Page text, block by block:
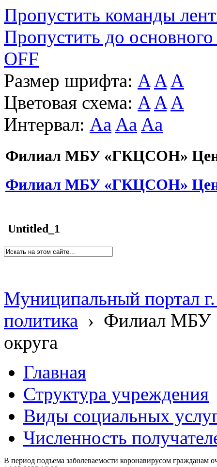
Пропустить команды
Пропустить до основного
OFF
Размер шрифта: A A A
Цветовая схема: A A A
Интервал: Aa Aa Aa
Филиал МБУ «ГКЦСОН»
Филиал МБУ «ГКЦСОН»
Untitled_1
Муниципальный портал
политика › Филиал МБУ
округа
Главная
Структура учреждения
Виды социальных
Численность
В период подъема заболеваемости коронавирусом гражданам